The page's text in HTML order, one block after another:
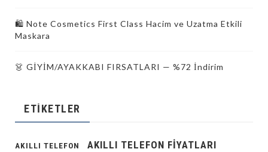
🛍️ Note Cosmetics First Class Hacim ve Uzatma Etkili
Maskara
👗 GİYİM/AYAKKABI FIRSATLARI — %72 İndirim
ETIKETLER
AKILLI TELEFON AKILLI TELEFON FIYATLARI